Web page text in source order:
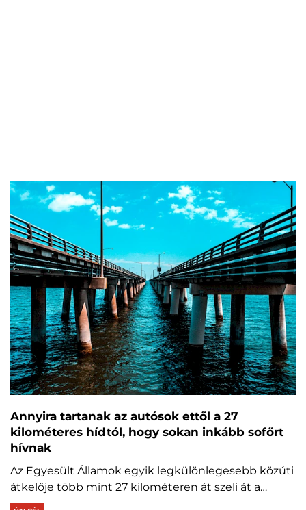
Annyira tartanak az autósok ettől a 27
kilométeres hídtól, hogy sokan inkább sofőrt
hívnak
Az Egyesült Államok egyik legkülönlegesebb közúti
átkelője több mint 27 kilométeren át szeli át a…